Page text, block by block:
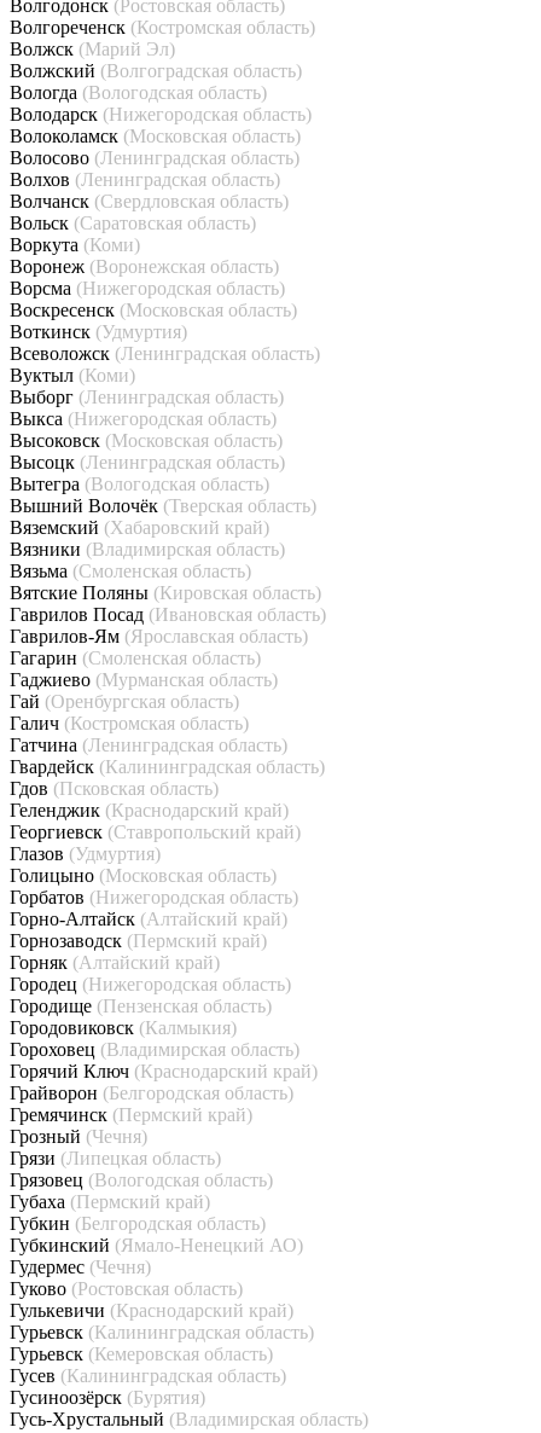
Волгодонск (Ростовская область)
Волгореченск (Костромская область)
Волжск (Марий Эл)
Волжский (Волгоградская область)
Вологда (Вологодская область)
Володарск (Нижегородская область)
Волоколамск (Московская область)
Волосово (Ленинградская область)
Волхов (Ленинградская область)
Волчанск (Свердловская область)
Вольск (Саратовская область)
Воркута (Коми)
Воронеж (Воронежская область)
Ворсма (Нижегородская область)
Воскресенск (Московская область)
Воткинск (Удмуртия)
Всеволожск (Ленинградская область)
Вуктыл (Коми)
Выборг (Ленинградская область)
Выкса (Нижегородская область)
Высоковск (Московская область)
Высоцк (Ленинградская область)
Вытегра (Вологодская область)
Вышний Волочёк (Тверская область)
Вяземский (Хабаровский край)
Вязники (Владимирская область)
Вязьма (Смоленская область)
Вятские Поляны (Кировская область)
Гаврилов Посад (Ивановская область)
Гаврилов-Ям (Ярославская область)
Гагарин (Смоленская область)
Гаджиево (Мурманская область)
Гай (Оренбургская область)
Галич (Костромская область)
Гатчина (Ленинградская область)
Гвардейск (Калининградская область)
Гдов (Псковская область)
Геленджик (Краснодарский край)
Георгиевск (Ставропольский край)
Глазов (Удмуртия)
Голицыно (Московская область)
Горбатов (Нижегородская область)
Горно-Алтайск (Алтайский край)
Горнозаводск (Пермский край)
Горняк (Алтайский край)
Городец (Нижегородская область)
Городище (Пензенская область)
Городовиковск (Калмыкия)
Гороховец (Владимирская область)
Горячий Ключ (Краснодарский край)
Грайворон (Белгородская область)
Гремячинск (Пермский край)
Грозный (Чечня)
Грязи (Липецкая область)
Грязовец (Вологодская область)
Губаха (Пермский край)
Губкин (Белгородская область)
Губкинский (Ямало-Ненецкий АО)
Гудермес (Чечня)
Гуково (Ростовская область)
Гулькевичи (Краснодарский край)
Гурьевск (Калининградская область)
Гурьевск (Кемеровская область)
Гусев (Калининградская область)
Гусиноозёрск (Бурятия)
Гусь-Хрустальный (Владимирская область)